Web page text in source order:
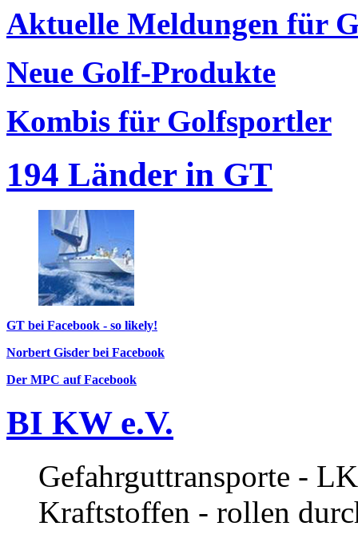
Aktuelle Meldungen für
Neue Golf-Produkte
Kombis für Golfsportler
194 Länder in GT
GT bei Facebook - so likely!
Norbert Gisder bei Facebook
Der MPC auf Facebook
BI KW e.V.
Gefahrguttransporte -
Kraftstoffen - rollen